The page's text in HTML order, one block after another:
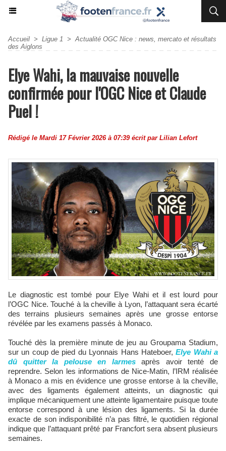
Accueil > Ligue 1 > Actualité OGC Nice : news, mercato et résultats
des Aiglons
Elye Wahi, la mauvaise nouvelle
confirmée pour l'OGC Nice et Claude
Puel !
Rédigé le Mardi 17 Février 2026 à 07:39 écrit par Lilian Lefort
Le diagnostic est tombé pour Elye Wahi et il est lourd pour
l’OGC Nice. Touché à la cheville à Lyon, l’attaquant sera écarté
des terrains plusieurs semaines après une grosse entorse
révélée par les examens passés à Monaco.
Touché dès la première minute de jeu au Groupama Stadium,
sur un coup de pied du Lyonnais Hans Hateboer,Elye Wahi a
dû quitter la pelouse en larmesaprès avoir tenté de
reprendre. Selon les informations de Nice-Matin, l’IRM réalisée
à Monaco a mis en évidence une grosse entorse à la cheville,
avec des ligaments également atteints, un diagnostic qui
implique mécaniquement une atteinte ligamentaire puisque toute
entorse correspond à une lésion des ligaments. Si la durée
exacte de son indisponibilité n’a pas filtré, le quotidien régional
indique que l’attaquant prêté par Francfort sera absent plusieurs
semaines.